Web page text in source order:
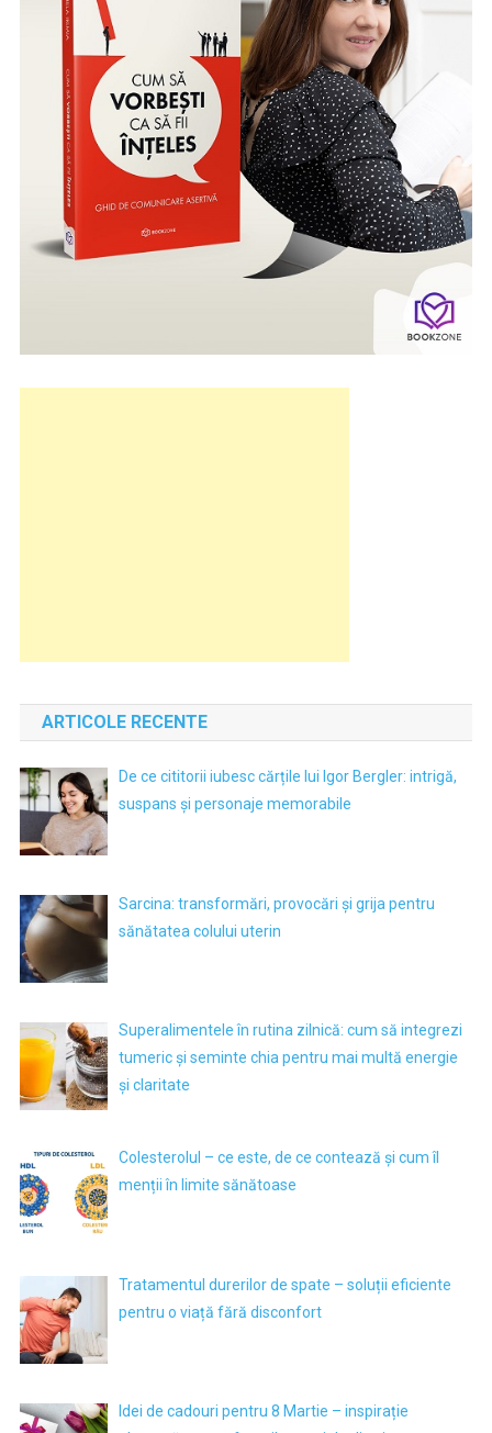
ARTICOLE RECENTE
De ce cititorii iubesc cărțile lui Igor Bergler: intrigă,
suspans și personaje memorabile
Sarcina: transformări, provocări și grija pentru
sănătatea colului uterin
Superalimentele în rutina zilnică: cum să integrezi
tumeric și seminte chia pentru mai multă energie
și claritate
Colesterolul – ce este, de ce contează și cum îl
menții în limite sănătoase
Tratamentul durerilor de spate – soluții eficiente
pentru o viață fără disconfort
Idei de cadouri pentru 8 Martie – inspirație